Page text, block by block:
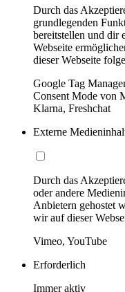
Durch das
grundlegenden
bereitstellen und dir
Webseite
dieser Webseite
Google Tag
Consent Mode von
Klarna, Freshchat
Externe
Durch das
oder andere
Anbietern gehostet
wir auf dieser
Vimeo, YouTube
Erforderlich
Immer aktiv